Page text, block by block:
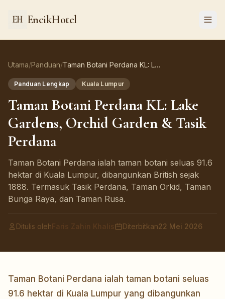
EncikHotel
Utama/Panduan/ Taman Botani Perdana KL: Lake Gardens, Orchid Garden & Tasik Perdana
Panduan Lengkap Kuala Lumpur
Taman Botani Perdana KL: Lake
Gardens, Orchid Garden & Tasik
Perdana
Taman Botani Perdana ialah taman botani seluas 91.6
hektar di Kuala Lumpur, dibangunkan British sejak
1888. Termasuk Tasik Perdana, Taman Orkid, Taman
Bunga Raya, dan Taman Rusa.
Ditulis olehFaris Zahin Khalis Diterbitkan22 Mei 2026
Taman Botani Perdana ialah taman botani seluas
91.6 hektar di Kuala Lumpur yang dibangunkan